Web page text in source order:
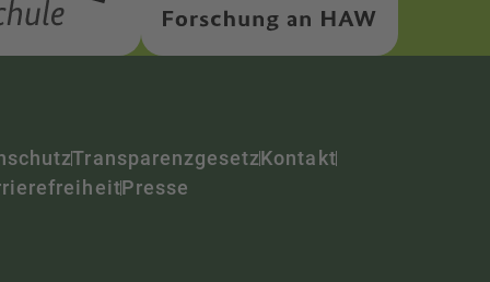
TransparenzgesetzKontakt
Presse